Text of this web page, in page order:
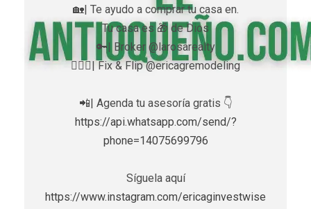
🏡| Te ayudo a comprar tu casa en.
Tu casa es 🎁 de Dios
🔑| Broker @larosarealty
👷🏼‍♀️| Fix & Flip @ericagremodeling
📲| Agenda tu asesoría gratis 👇
https://api.whatsapp.com/send/?
phone=14075699796
Síguela aquí
https://www.instagram.com/ericaginvestwise